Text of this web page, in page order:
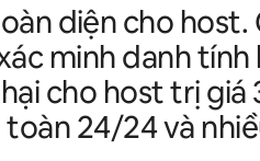
diện cho
minh danh
cho host trị giá
toàn 24/24 và